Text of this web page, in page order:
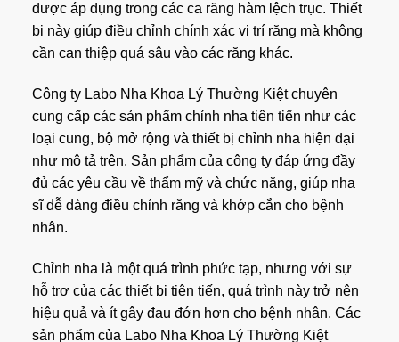
được áp dụng trong các ca răng hàm lệch trục. Thiết
bị này giúp điều chỉnh chính xác vị trí răng mà không
cần can thiệp quá sâu vào các răng khác.
Công ty Labo Nha Khoa Lý Thường Kiệt chuyên
cung cấp các sản phẩm chỉnh nha tiên tiến như các
loại cung, bộ mở rộng và thiết bị chỉnh nha hiện đại
như mô tả trên. Sản phẩm của công ty đáp ứng đầy
đủ các yêu cầu về thẩm mỹ và chức năng, giúp nha
sĩ dễ dàng điều chỉnh răng và khớp cắn cho bệnh
nhân.
Chỉnh nha là một quá trình phức tạp, nhưng với sự
hỗ trợ của các thiết bị tiên tiến, quá trình này trở nên
hiệu quả và ít gây đau đớn hơn cho bệnh nhân. Các
sản phẩm của Labo Nha Khoa Lý Thường Kiệt